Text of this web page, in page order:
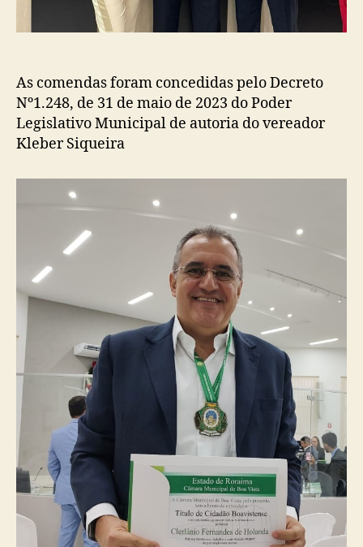
As comendas foram concedidas pelo Decreto
Nº1.248, de 31 de maio de 2023 do Poder
Legislativo Municipal de autoria do vereador
Kleber Siqueira